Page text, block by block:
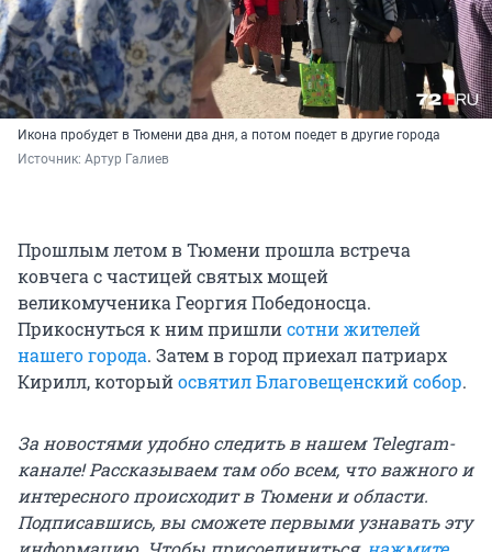
Икона пробудет в Тюмени два дня, а потом поедет в другие города
Источник: Артур Галиев
Прошлым летом в Тюмени прошла встреча
ковчега с частицей святых мощей
великомученика Георгия Победоносца.
Прикоснуться к ним пришлисотни жителей
нашего города. Затем в город приехал патриарх
Кирилл, которыйосвятил Благовещенский собор.
За новостями удобно следить в нашем Telegram-
канале! Рассказываем там обо всем, что важного и
интересного происходит в Тюмени и области.
Подписавшись, вы сможете первыми узнавать эту